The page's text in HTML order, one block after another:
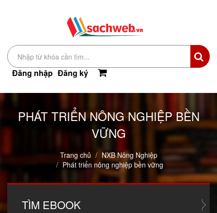
Đăng nhập Đăng ký
PHÁT TRIỂN NÔNG NGHIỆP BỀN
VỮNG
Trang chủ
NXB Nông Nghiệp
Phát triển nông nghiệp bền vững
TÌM EBOOK